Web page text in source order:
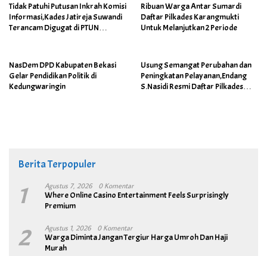
Tidak Patuhi Putusan Inkrah Komisi
Informasi,Kades Jatireja Suwandi
Terancam Digugat di PTUN
Ribuan Warga Antar Sumardi
Daftar Pilkades Karangmukti
Untuk Melanjutkan 2 Periode
NasDem DPD Kabupaten Bekasi
Gelar Pendidikan Politik di
Kedungwaringin
Usung Semangat Perubahan dan
Peningkatan Pelayanan,Endang
S.Nasidi Resmi Daftar Pilkades
Berita Terpopuler
1 Agustus 7, 2026 0 Komentar
Where Online Casino Entertainment Feels Surprisingly
Premium
2 Agustus 1, 2026 0 Komentar
Warga Diminta Jangan Tergiur Harga Umroh Dan Haji
Murah